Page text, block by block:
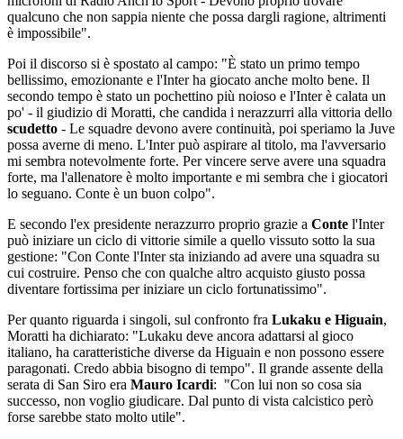
qualcuno che non sappia niente che possa dargli ragione, altrimenti
è impossibile".
Poi il discorso si è spostato al campo: "È stato un primo tempo
bellissimo, emozionante e l'Inter ha giocato anche molto bene. Il
secondo tempo è stato un pochettino più noioso e l'Inter è calata un
po' - il giudizio di Moratti, che candida i nerazzurri alla vittoria dello
scudetto - Le squadre devono avere continuità, poi speriamo la Juve
possa averne di meno. L'Inter può aspirare al titolo, ma l'avversario
mi sembra notevolmente forte. Per vincere serve avere una squadra
forte, ma l'allenatore è molto importante e mi sembra che i giocatori
lo seguano. Conte è un buon colpo".
E secondo l'ex presidente nerazzurro proprio grazie a Conte l'Inter
può iniziare un ciclo di vittorie simile a quello vissuto sotto la sua
gestione: "Con Conte l'Inter sta iniziando ad avere una squadra su
cui costruire. Penso che con qualche altro acquisto giusto possa
diventare fortissima per iniziare un ciclo fortunatissimo".
Per quanto riguarda i singoli, sul confronto fra Lukaku e Higuain,
Moratti ha dichiarato: "Lukaku deve ancora adattarsi al gioco
italiano, ha caratteristiche diverse da Higuain e non possono essere
paragonati. Credo abbia bisogno di tempo". Il grande assente della
serata di San Siro era Mauro Icardi: "Con lui non so cosa sia
successo, non voglio giudicare. Dal punto di vista calcistico però
forse sarebbe stato molto utile".